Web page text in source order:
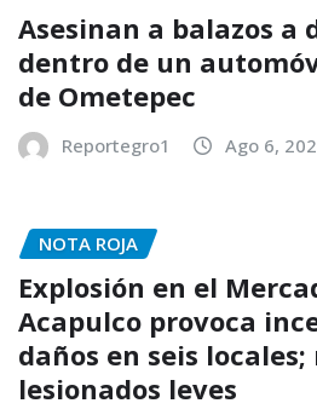
Asesinan a balazos a
dentro de un
de Ometepec
Reportegro1 Ago 6,
NOTA ROJA
Explosión en el
Acapulco provoca
daños en seis
lesionados leves